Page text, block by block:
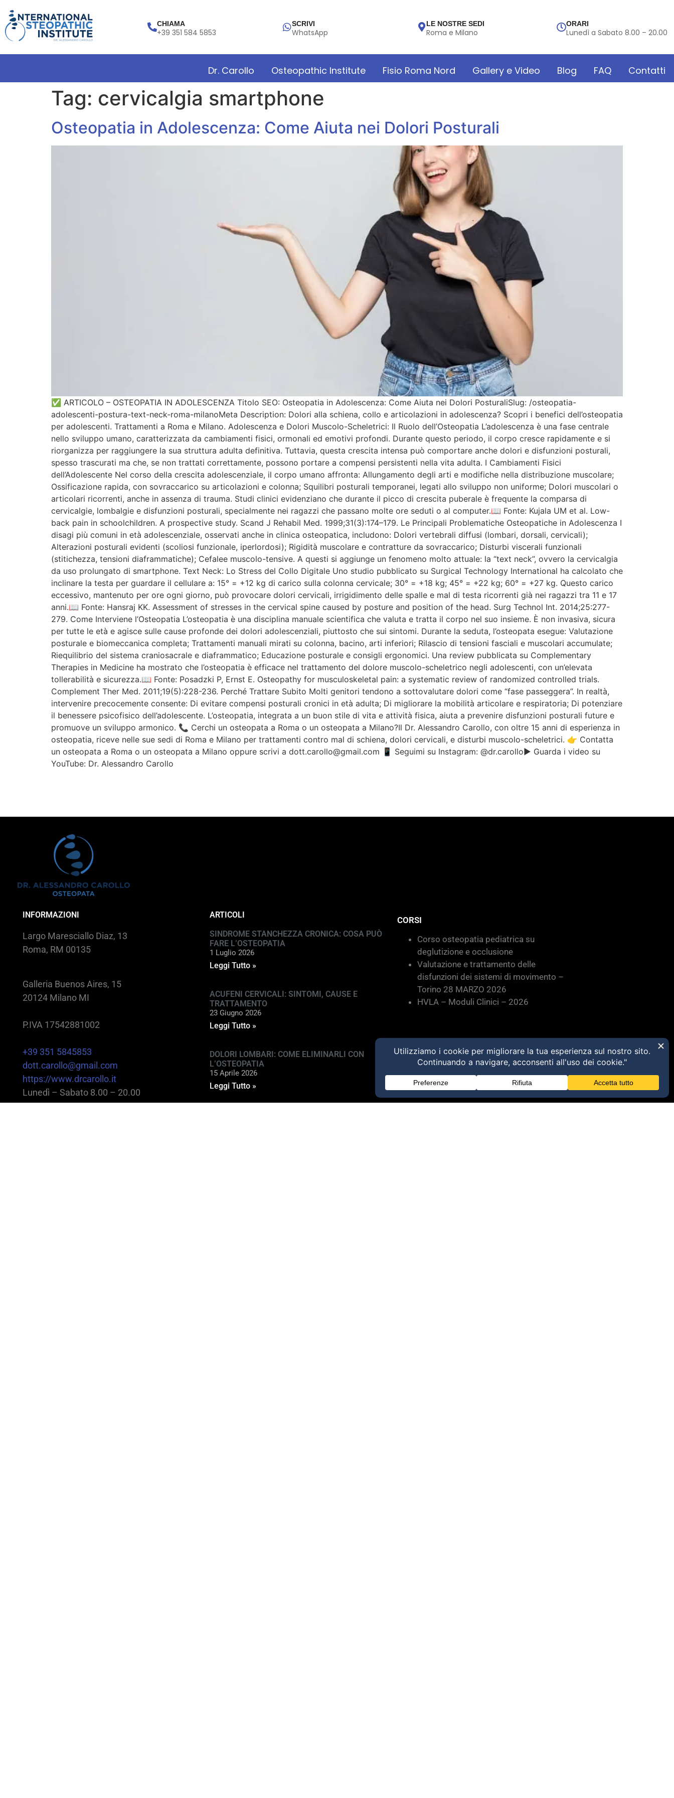
CHIAMA
+39 351 584 5853
SCRIVI
WhatsApp
LE NOSTRE SEDI
Roma e Milano
ORARI
Lunedì a Sabato 8.00 – 20.00
Dr. Carollo Osteopathic Institute Fisio Roma Nord Gallery e Video Blog FAQ Contatti
Tag: cervicalgia smartphone
Osteopatia in Adolescenza: Come Aiuta nei Dolori Posturali
✅ ARTICOLO – OSTEOPATIA IN ADOLESCENZA Titolo SEO: Osteopatia in Adolescenza: Come Aiuta nei Dolori PosturaliSlug: /osteopatia-
adolescenti-postura-text-neck-roma-milanoMeta Description: Dolori alla schiena, collo e articolazioni in adolescenza? Scopri i benefici dell’osteopatia
per adolescenti. Trattamenti a Roma e Milano. Adolescenza e Dolori Muscolo-Scheletrici: Il Ruolo dell’Osteopatia L’adolescenza è una fase centrale
nello sviluppo umano, caratterizzata da cambiamenti fisici, ormonali ed emotivi profondi. Durante questo periodo, il corpo cresce rapidamente e si
riorganizza per raggiungere la sua struttura adulta definitiva. Tuttavia, questa crescita intensa può comportare anche dolori e disfunzioni posturali,
spesso trascurati ma che, se non trattati correttamente, possono portare a compensi persistenti nella vita adulta. I Cambiamenti Fisici
dell’Adolescente Nel corso della crescita adolescenziale, il corpo umano affronta: Allungamento degli arti e modifiche nella distribuzione muscolare;
Ossificazione rapida, con sovraccarico su articolazioni e colonna; Squilibri posturali temporanei, legati allo sviluppo non uniforme; Dolori muscolari o
articolari ricorrenti, anche in assenza di trauma. Studi clinici evidenziano che durante il picco di crescita puberale è frequente la comparsa di
cervicalgie, lombalgie e disfunzioni posturali, specialmente nei ragazzi che passano molte ore seduti o al computer.📖 Fonte: Kujala UM et al. Low-
back pain in schoolchildren. A prospective study. Scand J Rehabil Med. 1999;31(3):174–179. Le Principali Problematiche Osteopatiche in Adolescenza I
disagi più comuni in età adolescenziale, osservati anche in clinica osteopatica, includono: Dolori vertebrali diffusi (lombari, dorsali, cervicali);
Alterazioni posturali evidenti (scoliosi funzionale, iperlordosi); Rigidità muscolare e contratture da sovraccarico; Disturbi viscerali funzionali
(stitichezza, tensioni diaframmatiche); Cefalee muscolo-tensive. A questi si aggiunge un fenomeno molto attuale: la “text neck”, ovvero la cervicalgia
da uso prolungato di smartphone. Text Neck: Lo Stress del Collo Digitale Uno studio pubblicato su Surgical Technology International ha calcolato che
inclinare la testa per guardare il cellulare a: 15° = +12 kg di carico sulla colonna cervicale; 30° = +18 kg; 45° = +22 kg; 60° = +27 kg. Questo carico
eccessivo, mantenuto per ore ogni giorno, può provocare dolori cervicali, irrigidimento delle spalle e mal di testa ricorrenti già nei ragazzi tra 11 e 17
anni.📖 Fonte: Hansraj KK. Assessment of stresses in the cervical spine caused by posture and position of the head. Surg Technol Int. 2014;25:277-
279. Come Interviene l’Osteopatia L’osteopatia è una disciplina manuale scientifica che valuta e tratta il corpo nel suo insieme. È non invasiva, sicura
per tutte le età e agisce sulle cause profonde dei dolori adolescenziali, piuttosto che sui sintomi. Durante la seduta, l’osteopata esegue: Valutazione
posturale e biomeccanica completa; Trattamenti manuali mirati su colonna, bacino, arti inferiori; Rilascio di tensioni fasciali e muscolari accumulate;
Riequilibrio del sistema craniosacrale e diaframmatico; Educazione posturale e consigli ergonomici. Una review pubblicata su Complementary
Therapies in Medicine ha mostrato che l’osteopatia è efficace nel trattamento del dolore muscolo-scheletrico negli adolescenti, con un’elevata
tollerabilità e sicurezza.📖 Fonte: Posadzki P, Ernst E. Osteopathy for musculoskeletal pain: a systematic review of randomized controlled trials.
Complement Ther Med. 2011;19(5):228-236. Perché Trattare Subito Molti genitori tendono a sottovalutare dolori come “fase passeggera”. In realtà,
intervenire precocemente consente: Di evitare compensi posturali cronici in età adulta; Di migliorare la mobilità articolare e respiratoria; Di potenziare
il benessere psicofisico dell’adolescente. L’osteopatia, integrata a un buon stile di vita e attività fisica, aiuta a prevenire disfunzioni posturali future e
promuove un sviluppo armonico. 📞 Cerchi un osteopata a Roma o un osteopata a Milano?Il Dr. Alessandro Carollo, con oltre 15 anni di esperienza in
osteopatia, riceve nelle sue sedi di Roma e Milano per trattamenti contro mal di schiena, dolori cervicali, e disturbi muscolo-scheletrici. 👉 Contatta
un osteopata a Roma o un osteopata a Milano oppure scrivi a dott.carollo@gmail.com 📱 Seguimi su Instagram: @dr.carollo▶️ Guarda i video su
YouTube: Dr. Alessandro Carollo
INFORMAZIONI
Largo Maresciallo Diaz, 13
Roma, RM 00135
Galleria Buenos Aires, 15
20124 Milano MI
P.IVA 17542881002
+39 351 5845853
dott.carollo@gmail.com
https://www.drcarollo.it
Lunedì – Sabato 8.00 – 20.00
ARTICOLI
SINDROME STANCHEZZA CRONICA: COSA PUÒ
FARE L’OSTEOPATIA
1 Luglio 2026
Leggi Tutto »
ACUFENI CERVICALI: SINTOMI, CAUSE E
TRATTAMENTO
23 Giugno 2026
Leggi Tutto »
DOLORI LOMBARI: COME ELIMINARLI CON
L’OSTEOPATIA
15 Aprile 2026
Leggi Tutto »
CORSI
Corso osteopatia pediatrica su
deglutizione e occlusione
Valutazione e trattamento delle
disfunzioni dei sistemi di movimento –
Torino 28 MARZO 2026
HVLA – Moduli Clinici – 2026